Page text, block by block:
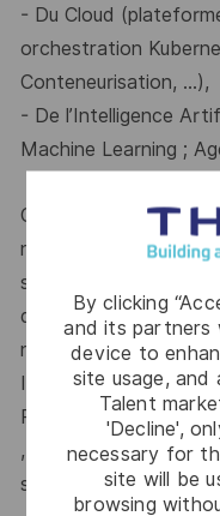
By clicking
and its partners
device to
site usage, and
Talent
'Decline',
necessary for
site will be
browsing
- Du Cloud
orchestration
Conteneurisation, ...),
- De l’Intelligence
Machine Learning ;
Cette transformation
nouvelles solutions,
systèmes
dans des véhicules
navires pour des
IOT militarisés.
Rejoignez nos
,
pour participer au
systèmes de Mission